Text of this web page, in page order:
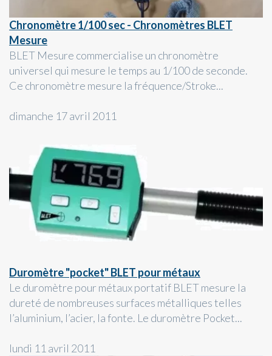
Chronomètre 1/100 sec - Chronomètres BLET
Mesure
BLET Mesure commercialise un chronomètre
universel qui mesure le temps au 1/100 de seconde.
Ce chronomètre mesure la fréquence/Stroke...
dimanche 17 avril 2011
Duromètre "pocket" BLET pour métaux
Le duromètre pour métaux portatif BLET mesure la
dureté de nombreuses surfaces métalliques telles
l’aluminium, l’acier, la fonte. Le duromètre Pocket...
lundi 11 avril 2011